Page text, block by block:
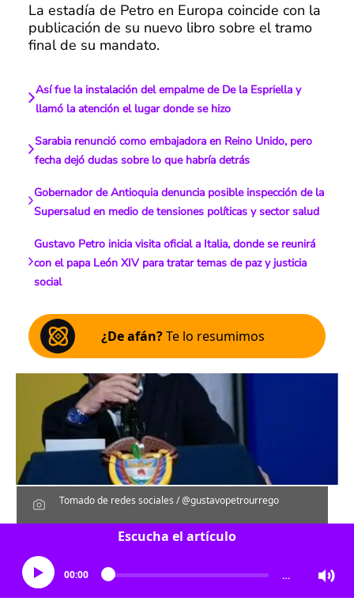
La estadía de Petro en Europa coincide con la
publicación de su nuevo libro sobre el tramo
final de su mandato.
Así fue la instalación del empalme de De la Espriella y
llamó la atención el lugar donde se hizo
Sarabia renunció como embajadora en Reino Unido, pero
fecha dejó dudas sobre lo que habría detrás
Gobernador de Antioquia denuncia posible inspección de la
Supersalud en medio de tensiones políticas y sector salud
Gustavo Petro inicia visita oficial a Italia, donde se reunirá
con el papa León XIV para tratar temas de paz y justicia
social
¿De afán?Te lo resumimos
Tomado de redes sociales / @gustavopetrourrego
Escucha el artículo
00:00 …